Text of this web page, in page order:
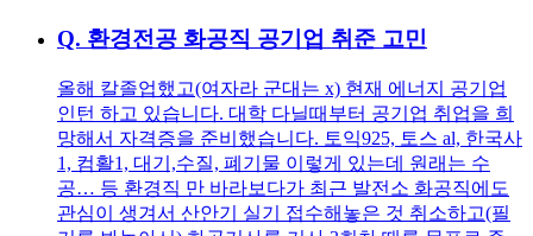
Q. 환경전공 화공직 공기업 취준 고민
올해 칼졸업했고(여자라 군대는 x) 현재 에너지 공기업
인턴 하고 있습니다. 대학 다닐때부터 공기업 취업을 희
망해서 자격증을 준비했습니다. 토익925, 토스 al, 한국사
1, 컴활1, 대기,수질, 폐기물 이렇게 있는데 원래는 수
공… 등 환경직 만 바라보다가 최근 발전소 화공직에도
관심이 생겨서 산안기 실기 접수해놓은 것 취소하고(필